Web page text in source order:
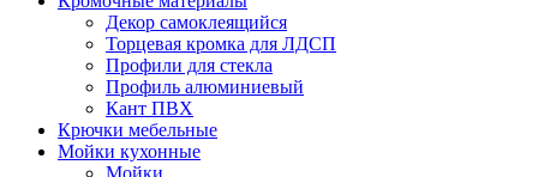
Декор самоклеящийся
Торцевая кромка для ЛДСП
Профили для стекла
Профиль алюминиевый
Кант ПВХ
Крючки мебельные
Мойки кухонные
Мойки